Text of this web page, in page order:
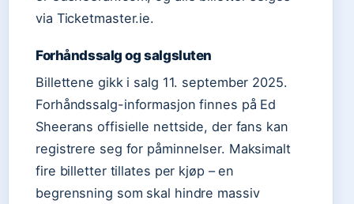
via Ticketmaster.ie.
Forhåndssalg og salgsluten
Billettene gikk i salg 11. september 2025.
Forhåndssalg-informasjon finnes på Ed
Sheerans offisielle nettside, der fans kan
registrere seg for påminnelser. Maksimalt
fire billetter tillates per kjøp – en
begrensning som skal hindre massiv